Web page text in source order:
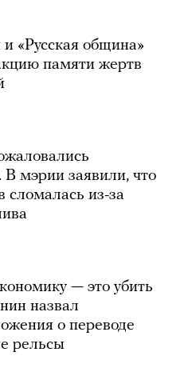
«Русская община»
памяти жертв
мэрии заявили, что
сломалась из-за
— это убить
назвал
о переводе
рельсы